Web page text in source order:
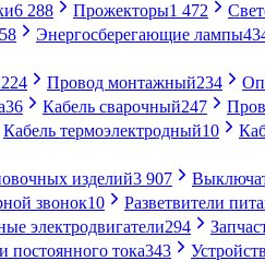
6 288 Прожекторы1 472
58 Энергосберегающие лампы
224 Провод монтажный234
36 Кабель сварочный247
Кабель термоэлектродный10
изделий3 907
звонок10 Разветвители
электродвигатели294
постоянного тока343